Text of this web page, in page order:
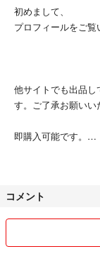
初めまして、
プロフィールをご覧
他サイトでも出品し
す。ご了承お願いい
即購入可能です。
コメント